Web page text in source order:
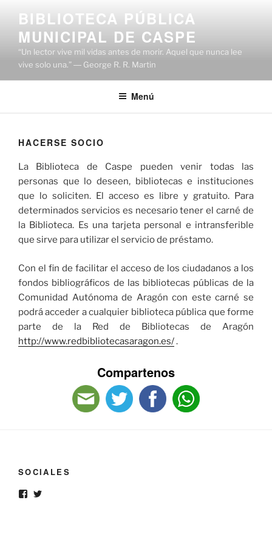
BIBLIOTECA PÚBLICA
MUNICIPAL DE CASPE
“Un lector vive mil vidas antes de morir. Aquel que nunca lee
vive solo una.” ― George R. R. Martin
Menú
HACERSE SOCIO
La Biblioteca de Caspe pueden venir todas las
personas que lo deseen, bibliotecas e instituciones
que lo soliciten. El acceso es libre y gratuito. Para
determinados servicios es necesario tener el carné de
la Biblioteca. Es una tarjeta personal e intransferible
que sirve para utilizar el servicio de préstamo.
Con el fin de facilitar el acceso de los ciudadanos a los
fondos bibliográficos de las bibliotecas públicas de la
Comunidad Autónoma de Aragón con este carné se
podrá acceder a cualquier biblioteca pública que forme
parte de la Red de Bibliotecas de Aragón
http://www.redbibliotecasaragon.es/.
Compartenos
SOCIALES